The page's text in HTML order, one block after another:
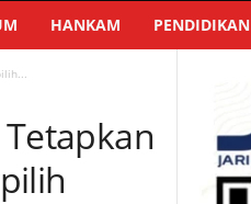
HANKAM PENDIDIKAN